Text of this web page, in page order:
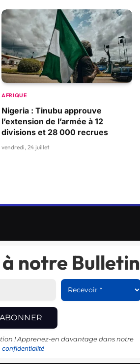
AFRIQUE
Nigeria : Tinubu approuve
l’extension de l’armée à 12
divisions et 28 000 recrues
vendredi, 24 juillet
notre Bulletin
! Apprenez-en davantage dans notre
confidentialité